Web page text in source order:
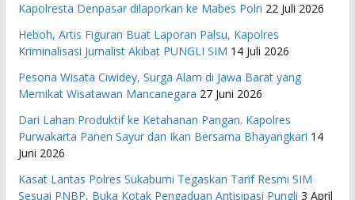
Kapolresta Denpasar dilaporkan ke Mabes Polri 22 Juli 2026
Heboh, Artis Figuran Buat Laporan Palsu, Kapolres
Kriminalisasi Jurnalist Akibat PUNGLI SIM 14 Juli 2026
Pesona Wisata Ciwidey, Surga Alam di Jawa Barat yang
Memikat Wisatawan Mancanegara 27 Juni 2026
Dari Lahan Produktif ke Ketahanan Pangan. Kapolres
Purwakarta Panen Sayur dan Ikan Bersama Bhayangkari 14
Juni 2026
Kasat Lantas Polres Sukabumi Tegaskan Tarif Resmi SIM
Sesuai PNBP, Buka Kotak Pengaduan Antisipasi Pungli 3 April